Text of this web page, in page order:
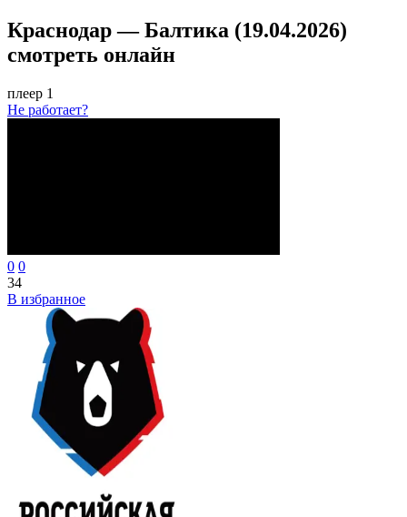
Краснодар — Балтика (19.04.2026)
смотреть онлайн
плеер 1
Не работает?
0 0
34
В избранное